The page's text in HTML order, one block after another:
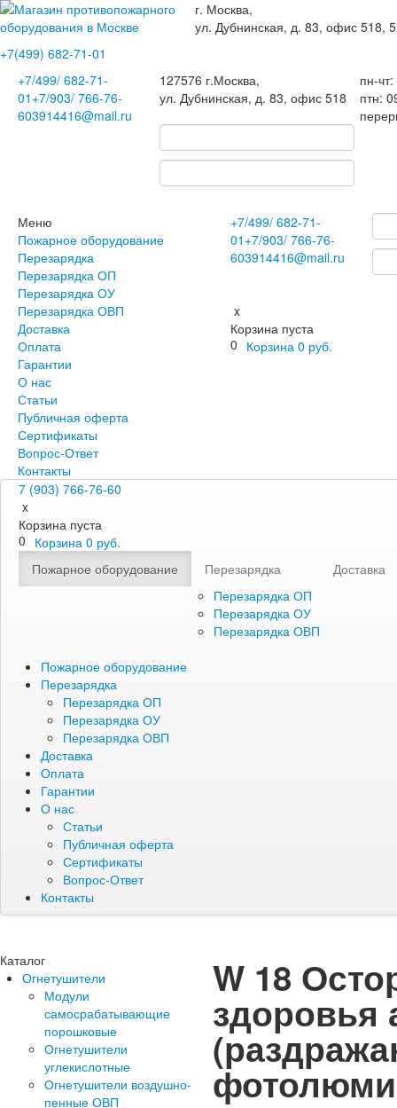
г. Москва,
ул. Дубнинская, д. 83, офис 518,
+7(499) 682-71-01
+7/499/ 682-71-
01 +7/903/ 766-76-
603914416@mail.ru
127576 г.Москва,
ул. Дубнинская, д. 83, офис 518
пн-
птн:
Меню
Пожарное оборудование
Перезарядка
Перезарядка ОП
Перезарядка ОУ
Перезарядка ОВП
Доставка
Оплата
Гарантии
О нас
Статьи
Публичная оферта
Сертификаты
Вопрос-Ответ
Контакты
+7/499/ 682-71-
01 +7/903/ 766-76-
603914416@mail.ru
x
Корзина пуста
0 Корзина 0 руб.
7 (903) 766-76-60
x
Корзина пуста
0 Корзина 0 руб.
Пожарное оборудование
Перезарядка
Перезарядка ОП
Перезарядка ОУ
Перезарядка ОВП
Доставка
Пожарное оборудование
Перезарядка
Перезарядка ОП
Перезарядка ОУ
Перезарядка ОВП
Доставка
Оплата
Гарантии
О нас
Статьи
Публичная оферта
Сертификаты
Вопрос-Ответ
Контакты
Каталог
Огнетушители
Модули
самосрабатывающие
порошковые
Огнетушители
углекислотные
Огнетушители воздушно-
пенные ОВП
W 18
здоровья